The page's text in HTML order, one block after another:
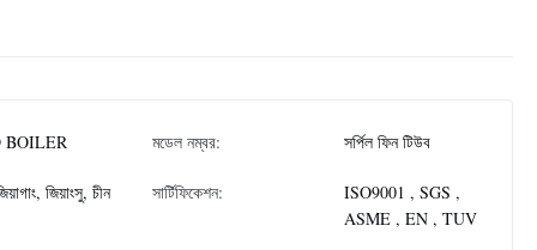
BOILER মডেল নম্বর: সর্পিল ফিন টিউব
জিয়াংসু, চীন সার্টিফিকেশন:
ISO9001 , SGS ,
ASME , EN , TUV